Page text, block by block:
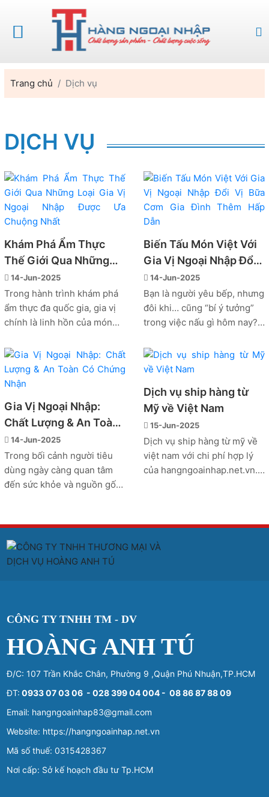
Trang chủ Dịch vụ
DỊCH VỤ
Khám Phá Ẩm Thực
Thế Giới Qua Những
Loại Gia Vị Ngoại Nhập
Được Ưa Chuộng Nhất
14-Jun-2025
Trong hành trình khám phá
ẩm thực đa quốc gia, gia vị
chính là linh hồn của món
những loại gia vị đặc trưng,
tạo nên hương vị riêng biệt
khó nhầm lẫn. Nếu bạn yêu
những loại gia vị ngoại nhập
phổ biến từ Nhật Bản, Hàn
Quốc, Thái Lan, Ấn Độ, Ý và
Mexico mà bạn không nên
bỏ lỡ.
Biến Tấu Món Việt Với
Gia Vị Ngoại Nhập Đổi
Vị Bữa Cơm Gia Đình
Thêm Hấp Dẫn
14-Jun-2025
Bạn là người yêu bếp, nhưng
đôi khi… cũng “bí ý tưởng”
trong việc nấu gì hôm nay?
nhưng hiệu quả: thêm chút
gia vị ngoại nhập vào món
thay đổi nhẹ nhàng, bạn đã
có thể mang đến trải nghiệm
ẩm thực mới mẻ cho cả nhà
mà không cần phải học món
Âu, Hàn hay Nhật phức tạp.
Gia Vị Ngoại Nhập:
Chất Lượng & An Toàn
Có Chứng Nhận
14-Jun-2025
Trong bối cảnh người tiêu
dùng ngày càng quan tâm
đến sức khỏe và nguồn gốc
chứng nhận an toàn đang trở
thành xu hướng phổ biến,
đặc biệt trong các gia đình
Dịch vụ ship hàng từ
Mỹ về Việt Nam
15-Jun-2025
Dịch vụ ship hàng từ mỹ về
việt nam với chi phí hợp lý
của hangngoainhap.net.vn.
định cư ở Mỹ ngày càng
tăng, hàng Mỹ đi đầu về chất
CÔNG TY TNHH TM - DV
HOÀNG ANH TÚ
Đ/C: 107 Trần Khắc Chân, Phường 9 ,Quận Phú Nhuận,TP.HCM
ĐT: 0933 07 03 06 - 028 399 04 004 - 08 86 87 88 09
Email: hangngoainhap83@gmail.com
Website: https://hangngoainhap.net.vn
Mã số thuế: 0315428367
Nơi cấp: Sở kế hoạch đầu tư Tp.HCM